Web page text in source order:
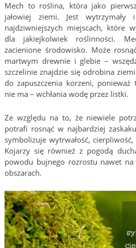
Mech to roślina, która jako
jałowiej ziemi. Jest
najdziwniejszych miejscach, które
dla jakiejkolwiek roślinności.
zacienione środowisko. Może
martwym drewnie i glebie –
szczelinie znajdzie się odrobina
do zapuszczenia korzeni,
nie ma – wchłania wodę przez listki.
Ze względu na to, że niewiele
potrafi rosnąć w najbardziej
symbolizuje wytrwałość,
Kojarzy się również z pogodą
powodu bujnego rozrostu nawet na
obszarach.